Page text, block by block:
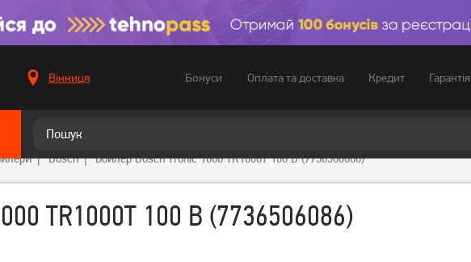
Вінниця Бонуси Оплата та доставка Кредит Гарантія
Bosch Бойлер Bosch Tronic 1000 TR1000T 100 B (7736506086)
TR1000T 100 B (7736506086)